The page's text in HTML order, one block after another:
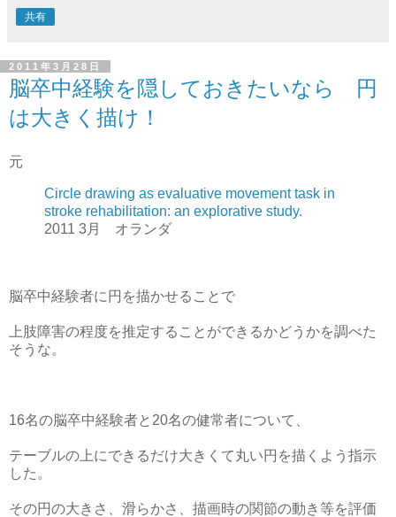
共有
2011年3月28日
脳卒中経験を隠しておきたいなら 円
は大きく描け！
元
Circle drawing as evaluative movement task in
stroke rehabilitation: an explorative study.
2011 3月 オランダ
脳卒中経験者に円を描かせることで
上肢障害の程度を推定することができるかどうかを調べた
そうな。
16名の脳卒中経験者と20名の健常者について、
テーブルの上にできるだけ大きくて丸い円を描くよう指示
した。
その円の大きさ、滑らかさ、描画時の関節の動き等を評価